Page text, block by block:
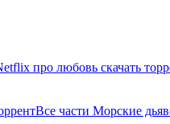
про любовь скачать
Все части Морские